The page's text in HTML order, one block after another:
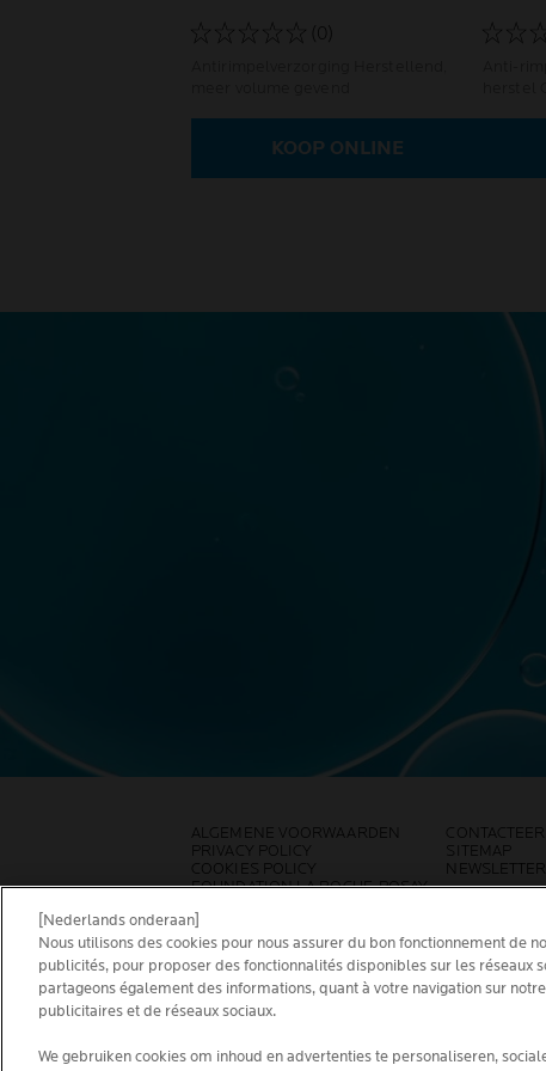
(0)
KOOP ONLINE
ALGEMENE VOORWAARDEN
PRIVACY POLICY
SITEMAP
COOKIES POLICY
NEWSLETTER
FOUNDATION LA ROCHE-POSAY
KIES JOUW LAND
[Nederlands onderaan]
Nous utilisons des cookies pour nous assurer du bon fonctionnement de
publicités, pour proposer des fonctionnalités disponibles sur les réseaux
partageons également des informations, quant à votre navigation sur
publicitaires et de réseaux sociaux.
We gebruiken cookies om inhoud en advertenties te personaliseren,